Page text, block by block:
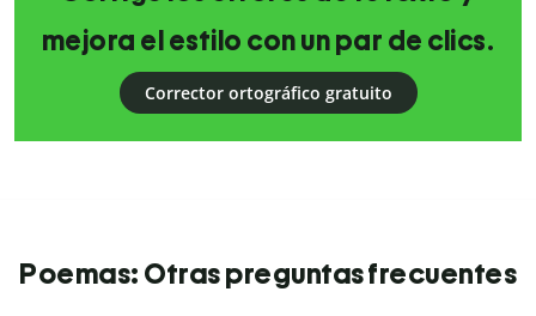
mejora el estilo con un par de clics.
Corrector ortográfico gratuito
Poemas: Otras preguntas frecuentes